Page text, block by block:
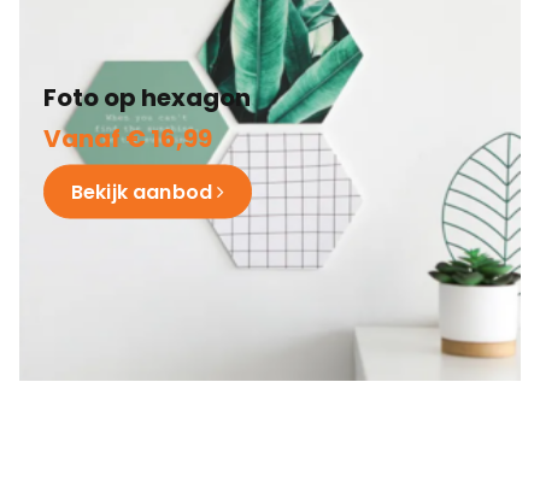
Foto op hexagon
Vanaf € 16,99
Bekijk aanbod